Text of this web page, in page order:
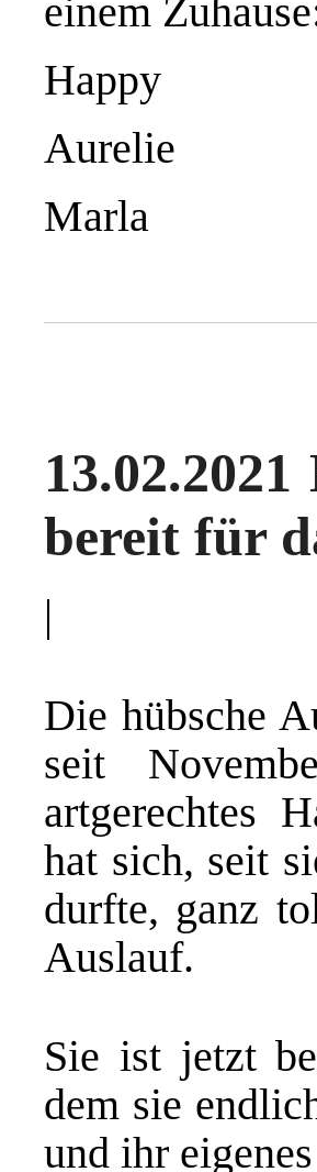
einem
Happy
Aurelie
Marla
bereit für
|
Die hübsche
seit
artgerechtes
hat sich, seit
durfte, ganz
Auslauf.
Sie ist jetzt
dem sie
und ihr